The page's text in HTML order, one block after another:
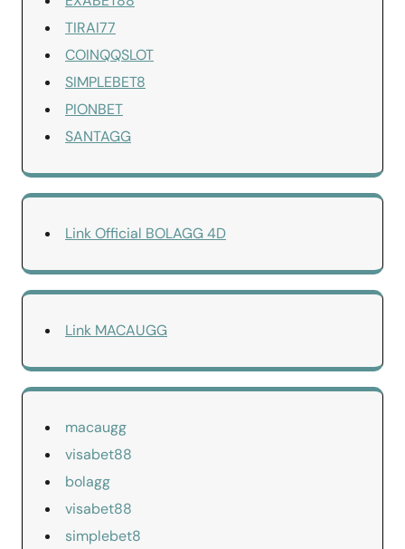
TIRAI77
COINQQSLOT
SIMPLEBET8
PIONBET
SANTAGG
Link Official BOLAGG 4D
Link MACAUGG
macaugg
visabet88
bolagg
visabet88
simplebet8